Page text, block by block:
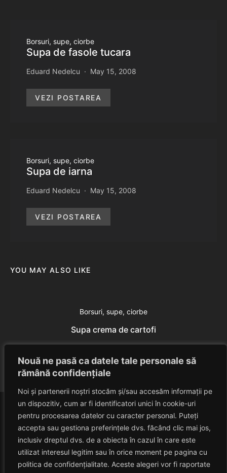
Nouă ne pasă ca datele tale personale să
rămână confidențiale
Noi și partenerii noștri stocăm și/sau accesăm informații pe
un dispozitiv, cum ar fi identificatori unici în cookie-uri
pentru procesarea datelor cu caracter personal. Puteți
accepta sau gestiona preferințele dvs. făcând clic mai jos,
inclusiv dreptul dvs. de a obiecta în cazul în care este
utilizat interesul legitim sau în orice moment pe pagina cu
politica de confidențialitate. Aceste alegeri vor fi raportate
Borsuri, supe, ciorbe
Supa de fasole tucara
Eduard Nedelcu May 15, 2008
VEZI POSTAREA
Borsuri, supe, ciorbe
Supa de iarna
Eduard Nedelcu May 15, 2008
VEZI POSTAREA
YOU MAY ALSO LIKE
Borsuri, supe, ciorbe
Supa crema de cartofi
Eduard Nedelcu July 24, 2014